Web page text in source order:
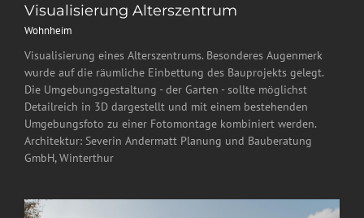
Visualisierung Alterszentrum
Wohnheim
Visualisierung eines Alterszentrums. Besonderes Augenmerk
wurde auf die räumliche Einbettung des Bauprojekts gelegt.
Die Umgebungsgestaltung - der Garten - sollte möglichst
Detailreich in 3D dargestellt und mit einem bestehenden
Umgebungsfoto zu einer Fotomontage kombiniert werden.
Architektur: Severin Andermatt Planung und Bauberatung
GmbH, Winterthur